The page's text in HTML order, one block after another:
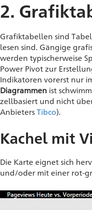
2.
Grafiktabellen sind
lesen sind. Gängige
werden typischerweise
Power Pivot zur
Indikatoren vorerst nur
Diagrammen ist
zellbasiert und nicht
Anbieters Tibco).
Kachel mit
Die Karte eignet sich
und/oder mit einer rot-